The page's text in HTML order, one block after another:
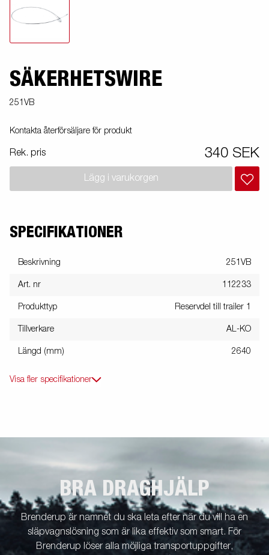
SÄKERHETSWIRE
251VB
Kontakta återförsäljare för produkt
Rek. pris 340 SEK
Lägg i varukorgen
SPECIFIKATIONER
Beskrivning 251VB
Art. nr 112233
Produkttyp Reservdel till trailer 1
Tillverkare AL-KO
Längd (mm) 2640
Visa fler specifikationer
BRA DRAGHJÄLP
Brenderup är namnet du ska leta efter när du vill ha en
släpvagnslösning som är lika effektiv som smart. För
Brenderup löser alla möjliga transportuppgifter,